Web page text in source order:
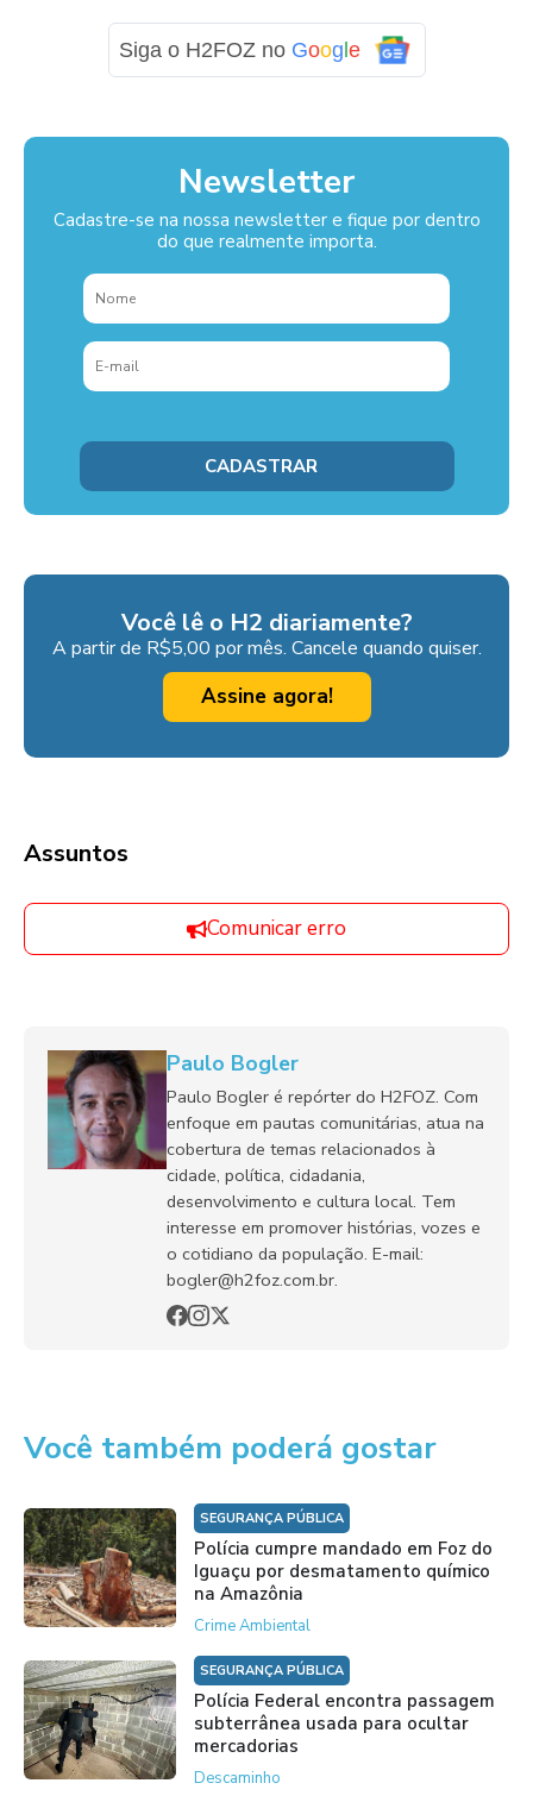
Siga o H2FOZ no Google
Newsletter
Cadastre-se na nossa newsletter e fique por dentro
do que realmente importa.
Você lê o H2 diariamente?
A partir de R$5,00 por mês. Cancele quando quiser.
Assine agora!
Assuntos
Comunicar erro
Paulo Bogler
Paulo Bogler é repórter do H2FOZ. Com
enfoque em pautas comunitárias, atua na
cobertura de temas relacionados à
cidade, política, cidadania,
desenvolvimento e cultura local. Tem
interesse em promover histórias, vozes e
o cotidiano da população. E-mail:
bogler@h2foz.com.br.
Você também poderá gostar
SEGURANÇA PÚBLICA
Polícia cumpre mandado em Foz do
Iguaçu por desmatamento químico
na Amazônia
Crime Ambiental
SEGURANÇA PÚBLICA
Polícia Federal encontra passagem
subterrânea usada para ocultar
mercadorias
Descaminho